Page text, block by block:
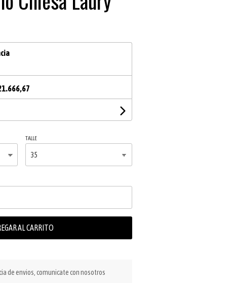
TALLE
AL CARRITO
de envios, comunicate con nosotros